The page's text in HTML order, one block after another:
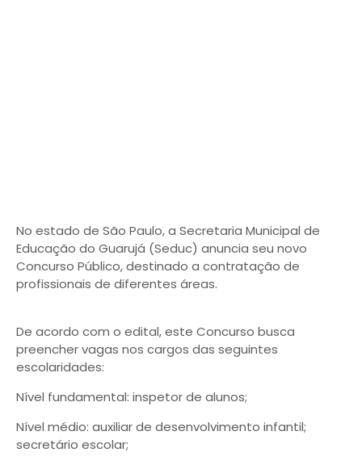
No estado de São Paulo, a Secretaria Municipal de
Educação do Guarujá (Seduc) anuncia seu novo
Concurso Público, destinado a contratação de
profissionais de diferentes áreas.
De acordo com o edital, este Concurso busca
preencher vagas nos cargos das seguintes
escolaridades:
Nível fundamental: inspetor de alunos;
Nível médio: auxiliar de desenvolvimento infantil;
secretário escolar;